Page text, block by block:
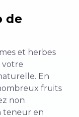
de
et herbes
votre
En
fruits
non
teneur en